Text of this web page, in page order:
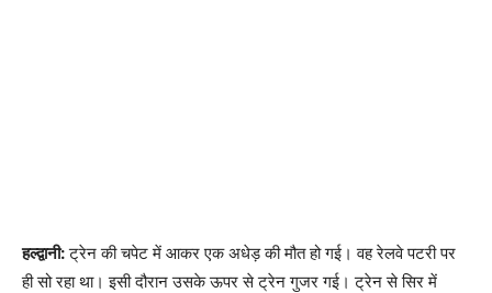
हल्द्वानी:ट्रेन की चपेट में आकर एक अधेड़ की मौत हो गई। वह रेलवे पटरी पर
ही सो रहा था। इसी दौरान उसके ऊपर से ट्रेन गुजर गई। ट्रेन से सिर में